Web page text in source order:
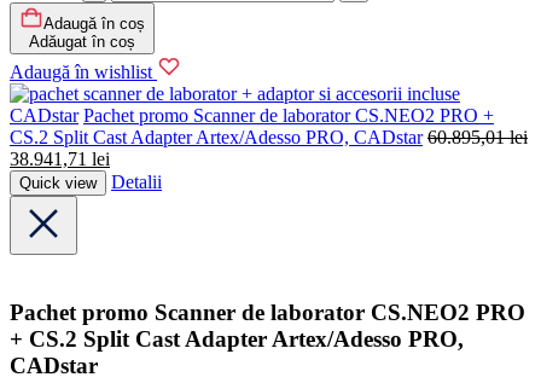
Adaugă în coș
Adăugat în coș
Adaugă în wishlist
CADstar Pachet promo Scanner de laborator CS.NEO2 PRO +
CS.2 Split Cast Adapter Artex/Adesso PRO, CADstar 60.895,01lei
38.941,71 lei
Quick view Detalii
Pachet promo Scanner de laborator CS.NEO2 PRO
+ CS.2 Split Cast Adapter Artex/Adesso PRO,
CADstar